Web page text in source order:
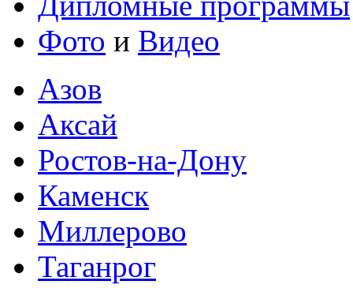
Фото и Видео
Азов
Аксай
Ростов-на-Дону
Каменск
Миллерово
Таганрог